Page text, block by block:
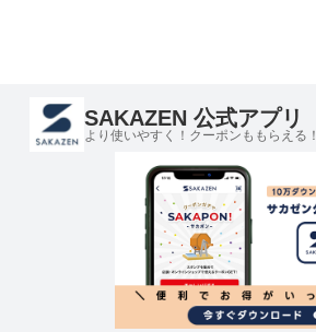
SAKAZEN 公式アプリ
より使いやすく！クーポンももらえる！